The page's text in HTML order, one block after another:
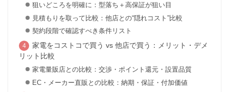
狙いどころを明確に：型落ち＋高保証が狙い目
見積もりを取って比較：他店との“隠れコスト”比較
契約段階で確認すべき条件リスト
家電をコストコで買う vs 他店で買う：メリット・デメ
リット比較
家電量販店との比較：交渉・ポイント還元・設置品質
EC・メーカー直販との比較：納期・保証・付加価値